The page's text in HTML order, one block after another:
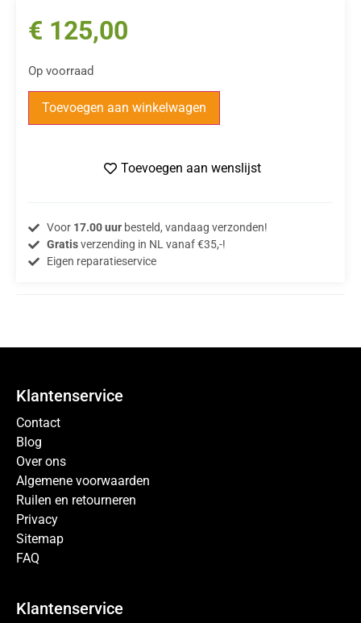
€ 125,00
Op voorraad
Toevoegen aan winkelwagen
Toevoegen aan wenslijst
Voor 17.00 uurbesteld, vandaag verzonden!
Gratisverzending in NL vanaf €35,-!
Eigen reparatieservice
Klantenservice
Contact
Blog
Over ons
Algemene voorwaarden
Ruilen en retourneren
Privacy
Sitemap
FAQ
Klantenservice